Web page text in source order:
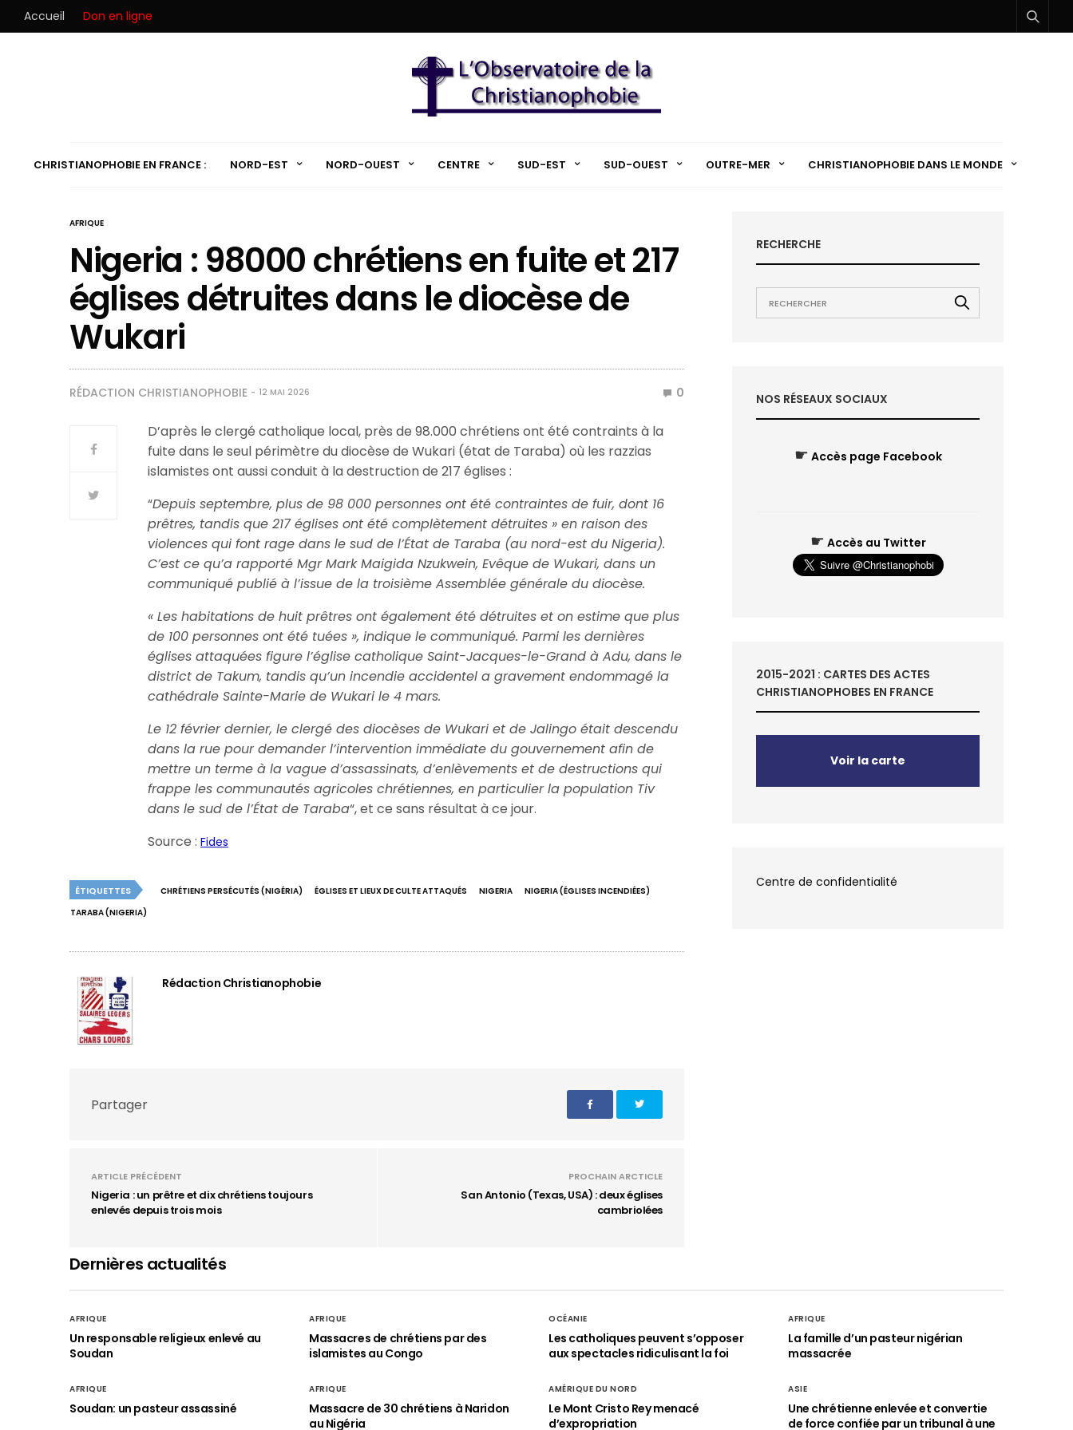
Accueil Don en ligne
CHRISTIANOPHOBIE EN FRANCE : NORD-EST NORD-OUEST CENTRE SUD-EST SUD-OUEST OUTRE-MER CHRISTIANOPHOBIE DANS LE MONDE
AFRIQUE
Nigeria : 98000 chrétiens en fuite et 217
églises détruites dans le diocèse de
Wukari
RÉDACTION CHRISTIANOPHOBIE 12 MAI 2026 0
D’après le clergé catholique local, près de 98.000 chrétiens ont été contraints à la
fuite dans le seul périmètre du diocèse de Wukari (état de Taraba) où les razzias
islamistes ont aussi conduit à la destruction de 217 églises :
“Depuis septembre, plus de 98 000 personnes ont été contraintes de fuir, dont 16
prêtres, tandis que 217 églises ont été complètement détruites » en raison des
violences qui font rage dans le sud de l’État de Taraba (au nord-est du Nigeria).
C’est ce qu’a rapporté Mgr Mark Maigida Nzukwein, Evêque de Wukari, dans un
communiqué publié à l’issue de la troisième Assemblée générale du diocèse.
« Les habitations de huit prêtres ont également été détruites et on estime que plus
de 100 personnes ont été tuées », indique le communiqué. Parmi les dernières
églises attaquées figure l’église catholique Saint-Jacques-le-Grand à Adu, dans le
district de Takum, tandis qu’un incendie accidentel a gravement endommagé la
cathédrale Sainte-Marie de Wukari le 4 mars.
Le 12 février dernier, le clergé des diocèses de Wukari et de Jalingo était descendu
dans la rue pour demander l’intervention immédiate du gouvernement afin de
mettre un terme à la vague d’assassinats, d’enlèvements et de destructions qui
frappe les communautés agricoles chrétiennes, en particulier la population Tiv
dans le sud de l’État de Taraba“, et ce sans résultat à ce jour.
Source :Fides
ÉTIQUETTES CHRÉTIENS PERSÉCUTÉS (NIGÉRIA) ÉGLISES ET LIEUX DE CULTE ATTAQUÉS NIGERIA
NIGERIA (ÉGLISES INCENDIÉES)
TARABA (NIGERIA)
Rédaction Christianophobie
Partager
ARTICLE PRÉCÉDENT
Nigeria : un prêtre et dix chrétiens toujours
enlevés depuis trois mois
PROCHAIN ARCTICLE
San Antonio (Texas, USA) : deux églises
cambriolées
RECHERCHE
NOS RÉSEAUX SOCIAUX
☛ Accès page Facebook
☛ Accès au Twitter
2015-2021 : CARTES DES ACTES
CHRISTIANOPHOBES EN FRANCE
Voir la carte
Centre de confidentialité
Dernières actualités
AFRIQUE
Un responsable religieux enlevé au
Soudan
AFRIQUE
Massacres de chrétiens par des
islamistes au Congo
OCÉANIE
Les catholiques peuvent s’opposer
aux spectacles ridiculisant la foi
AFRIQUE
La famille d’un pasteur nigérian
massacrée
AFRIQUE
Soudan: un pasteur assassiné
AFRIQUE
Massacre de 30 chrétiens à Naridon
au Nigéria
AMÉRIQUE DU NORD
Le Mont Cristo Rey menacé
d’expropriation
ASIE
Une chrétienne enlevée et convertie
de force confiée par un tribunal à une